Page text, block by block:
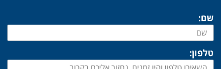
שם:
טלפון: